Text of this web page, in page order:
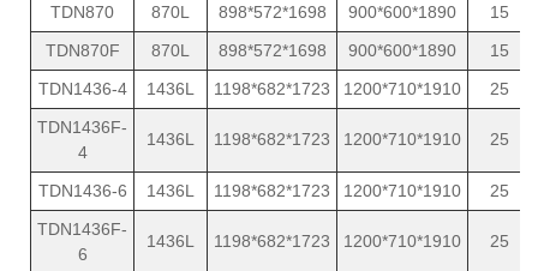
TDN870
870L 898*572*1698 900*600*1890
15
TDN870F
870L 898*572*1698 900*600*1890
15
TDN1436-4
1436L 1198*682*1723 1200*710*1910
25
TDN1436F-
4
1436L 1198*682*1723 1200*710*1910 25
TDN1436-6 1436L 1198*682*1723 1200*710*1910
25
TDN1436F-
6
1436L 1198*682*1723 1200*710*1910 25